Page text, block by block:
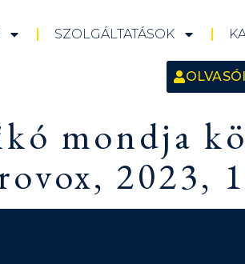
SZOLGÁLTATÁSOK
mondja
2023,